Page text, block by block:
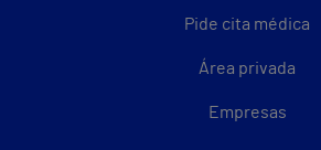
Pide cita médica
Área privada
Empresas